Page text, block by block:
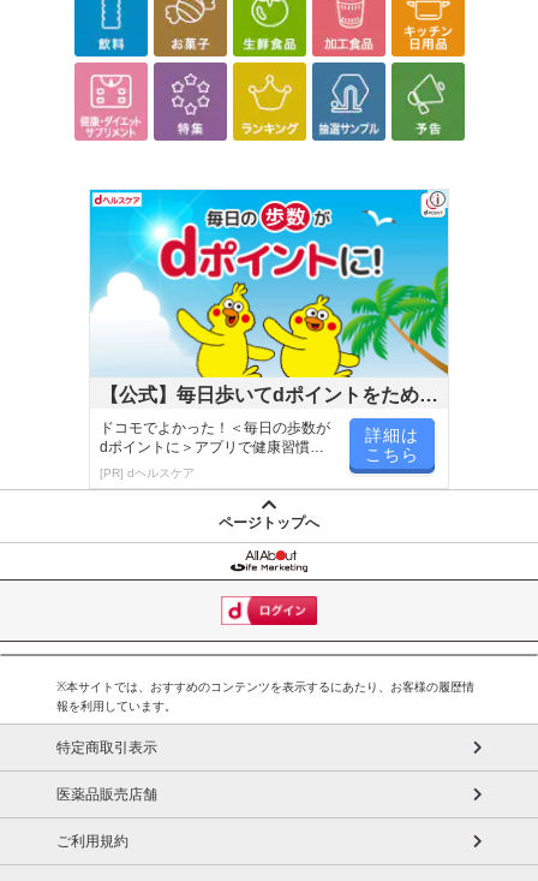
【公式】毎日歩いてdポイントをためよ
う！
ドコモでよかった！＜毎日の歩数が
dポイントに＞アプリで健康習慣が
楽しく続く！
[PR] dヘルスケア
詳細は
こちら
ページトップへ
※本サイトでは、おすすめのコンテンツを表示するにあたり、お客様の履歴情
報を利用しています。
特定商取引表示
医薬品販売店舗
ご利用規約